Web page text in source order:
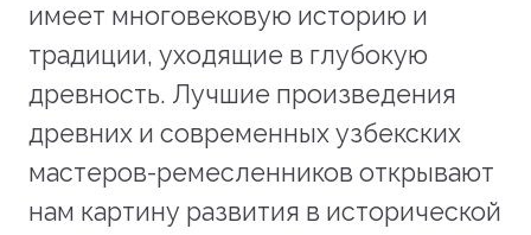
имеет многовековую историю и
традиции, уходящие в глубокую
древность. Лучшие произведения
древних и современных узбекских
мастеров-ремесленников открывают
нам картину развития в исторической